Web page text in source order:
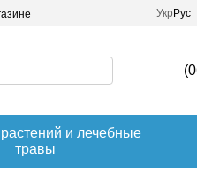
Укр Рус
и лечебные
травы